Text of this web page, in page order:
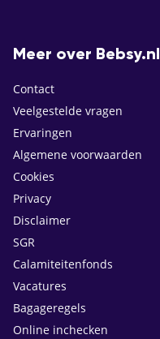
Meer over Bebsy.nl
Contact
Veelgestelde vragen
Ervaringen
Algemene voorwaarden
Cookies
Privacy
Disclaimer
SGR
Calamiteitenfonds
Vacatures
Bagageregels
Online inchecken